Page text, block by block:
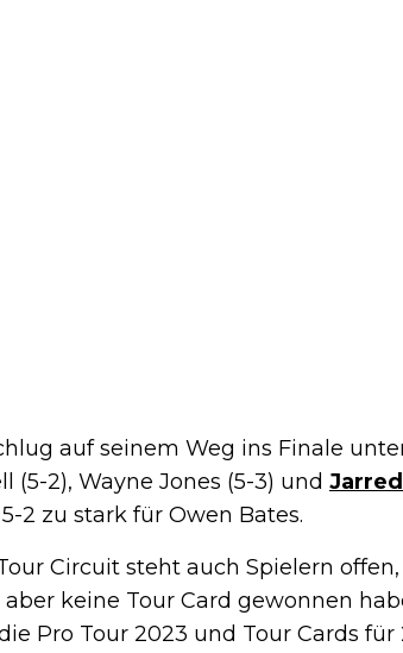
auf seinem Weg ins Finale
(5-2), Wayne Jones (5-3) und
2 zu stark für Owen Bates.
Circuit steht auch Spielern offen,
keine Tour Card gewonnen
Pro Tour 2023 und Tour Cards